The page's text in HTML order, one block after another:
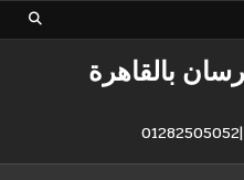
بالقاهرة